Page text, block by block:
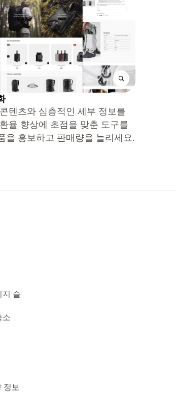
텐츠와 심층적인 세부 정보를
율 향상에 초점을 맞춘 도구를
을 홍보하고 판매량을 늘리세요.
슬
소
정보